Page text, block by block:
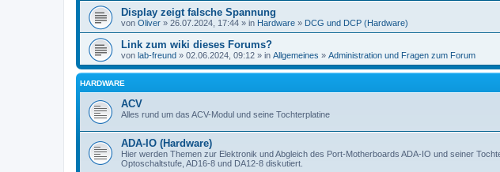
Display zeigt falsche Spannung
von Oliver » 26.07.2024, 17:44 » in Hardware » DCG und DCP (Hardware)
Link zum wiki dieses Forums?
von lab-freund » 02.06.2024, 09:12 » in Allgemeines » Administration und Fragen zum Forum
HARDWARE
ACV
Alles rund um das ACV-Modul und seine Tochterplatine
ADA-IO (Hardware)
Hier werden Themen zur Elektronik und Abgleich des Port-Motherboards ADA-IO und seiner
Optoschaltstufe, AD16-8 und DA12-8 diskutiert.